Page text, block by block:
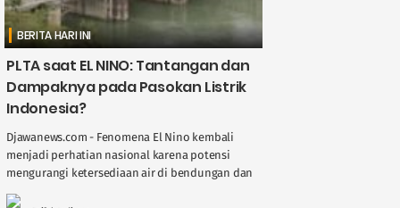
BERITA HARI INI
PLTA saat EL NINO: Tantangan dan
Dampaknya pada Pasokan Listrik
Indonesia?
Djawanews.com - Fenomena El Nino kembali
menjadi perhatian nasional karena potensi
mengurangi ketersediaan air di bendungan dan